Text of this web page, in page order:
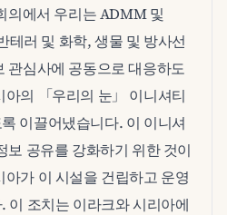
의에서 우리는 ADMM 및
러 및 화학, 생물 및 방사선
관심사에 공동으로 대응하도
의 「우리의 눈」 이니셔티
이끌어냈습니다. 이 이니셔
보 공유를 강화하기 위한 것이
가 이 시설을 건립하고 운영
이 조치는 이라크와 시리아에